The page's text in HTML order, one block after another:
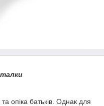
опіка батьків. Однак для